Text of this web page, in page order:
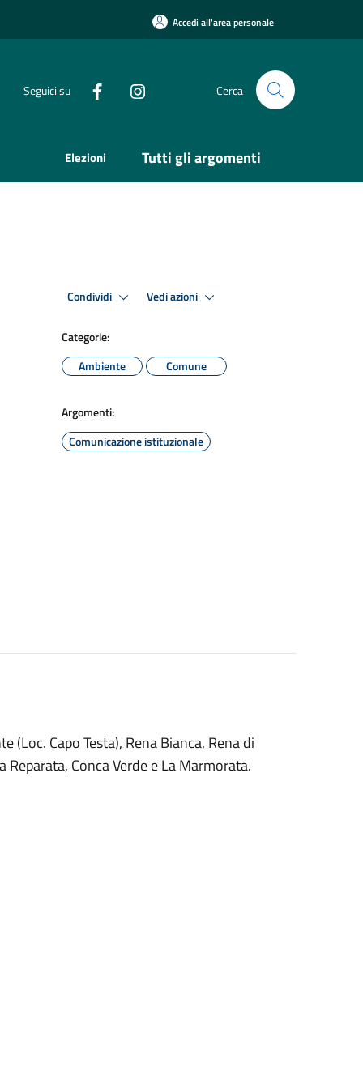
Accedi all'area personale
Seguici su Cerca
Elezioni Tutti gli argomenti
Condividi Vedi azioni
Categorie:
Ambiente
Comune
Argomenti:
Comunicazione istituzionale
(Loc. Capo Testa), Rena Bianca, Rena di
Reparata, Conca Verde e La Marmorata.